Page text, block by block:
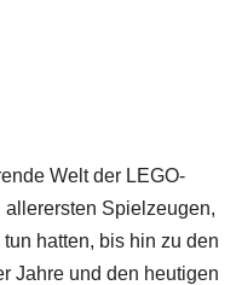
Welt der LEGO-
Spielzeugen,
hatten, bis hin zu den
Jahre und den heutigen